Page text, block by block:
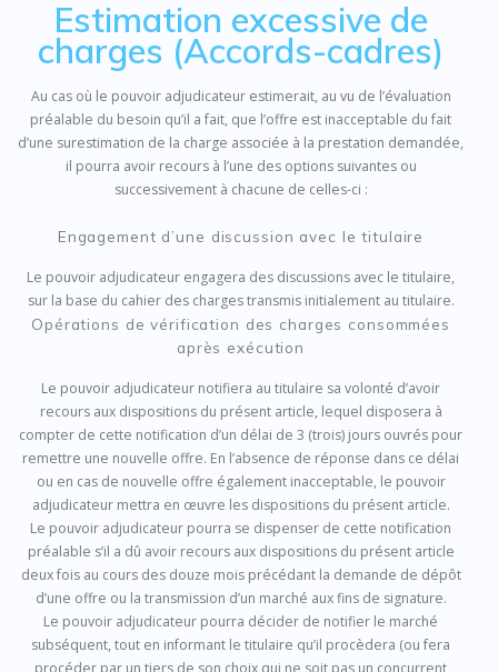
Estimation excessive de
charges (Accords-cadres)
Au cas où le pouvoir adjudicateur estimerait, au vu de l’évaluation
préalable du besoin qu’il a fait, que l’offre est inacceptable du fait
d’une surestimation de la charge associée à la prestation demandée,
il pourra avoir recours à l’une des options suivantes ou
successivement à chacune de celles-ci :
Engagement d’une discussion avec le titulaire
Le pouvoir adjudicateur engagera des discussions avec le titulaire,
sur la base du cahier des charges transmis initialement au titulaire.
Opérations de vérification des charges consommées
après exécution
Le pouvoir adjudicateur notifiera au titulaire sa volonté d’avoir
recours aux dispositions du présent article, lequel disposera à
compter de cette notification d’un délai de 3 (trois) jours ouvrés pour
remettre une nouvelle offre. En l’absence de réponse dans ce délai
ou en cas de nouvelle offre également inacceptable, le pouvoir
adjudicateur mettra en œuvre les dispositions du présent article.
Le pouvoir adjudicateur pourra se dispenser de cette notification
préalable s’il a dû avoir recours aux dispositions du présent article
deux fois au cours des douze mois précédant la demande de dépôt
d’une offre ou la transmission d’un marché aux fins de signature.
Le pouvoir adjudicateur pourra décider de notifier le marché
subséquent, tout en informant le titulaire qu’il procèdera (ou fera